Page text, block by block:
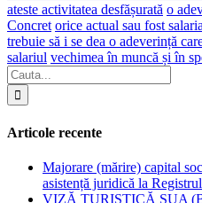
ateste activitatea desfășurată o
Concret orice actual sau fost
trebuie să i se dea o adeverință
salariul vechimea în muncă și în
Articole recente
Majorare (mărire) capital
asistență juridică la
VIZĂ TURISTICĂ SUA